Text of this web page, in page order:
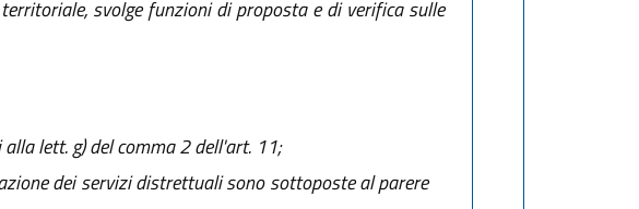
svolge funzioni di proposta e di verifica sulle
lett. g) del comma 2 dell'art. 11;
dei servizi distrettuali sono sottoposte al parere